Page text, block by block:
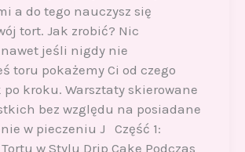
a do tego nauczysz się
tort. Jak zrobić? Nic
nawet jeśli nigdy nie
toru pokażemy Ci od czego
po kroku. Warsztaty skierowane
bez względu na posiadane
w pieczeniu J Część 1:
w Stylu Drip Cake Podczas